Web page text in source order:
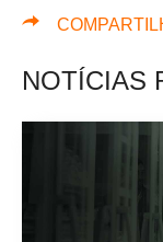
NOTÍCIAS